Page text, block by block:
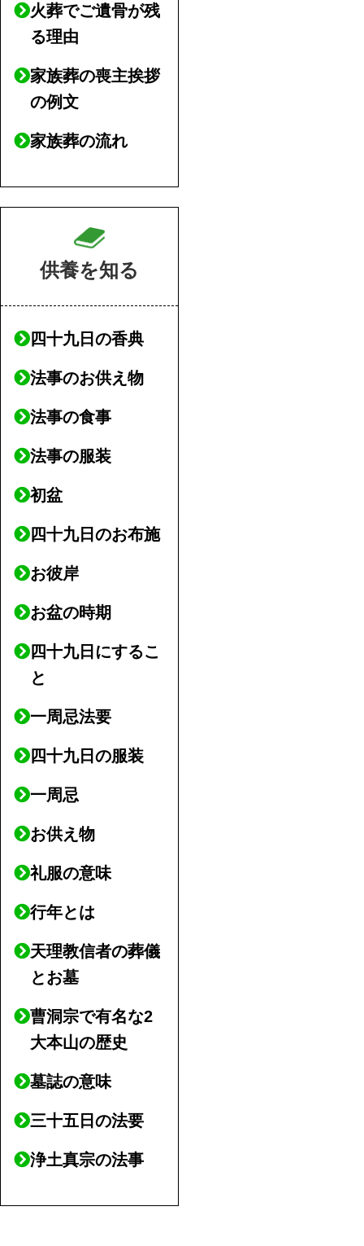
火葬でご遺骨が残
る理由
家族葬の喪主挨拶
の例文
家族葬の流れ
供養を知る
四十九日の香典
法事のお供え物
法事の食事
法事の服装
初盆
四十九日のお布施
お彼岸
お盆の時期
四十九日にするこ
と
一周忌法要
四十九日の服装
一周忌
お供え物
礼服の意味
行年とは
天理教信者の葬儀
とお墓
曹洞宗で有名な2
大本山の歴史
墓誌の意味
三十五日の法要
浄土真宗の法事